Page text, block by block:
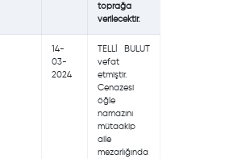
toprağa
verilecektir.
14-
03-
2024
TELLİ BULUT
vefat
etmiştir.
Cenazesi
öğle
namazını
mütaakip
aile
mezarlığında